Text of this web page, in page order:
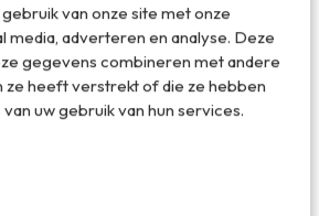
van onze site met onze
media, adverteren en analyse. Deze
gegevens combineren met andere
ze heeft verstrekt of die ze hebben
uw gebruik van hun services.